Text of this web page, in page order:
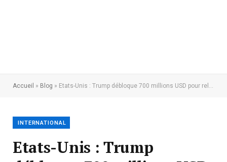
Accueil » Blog » Etats-Unis : Trump débloque 700 millions USD pour relancer l’industrie du charbon et construire de nouvelles centrales électriques
INTERNATIONAL
Etats-Unis : Trump